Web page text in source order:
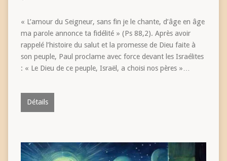
« L’amour du Seigneur, sans fin je le chante, d’âge en âge
ma parole annonce ta fidélité » (Ps 88,2). Après avoir
rappelé l’histoire du salut et la promesse de Dieu faite à
son peuple, Paul proclame avec force devant les Israélites
: « Le Dieu de ce peuple, Israël, a choisi nos pères »…
Détails